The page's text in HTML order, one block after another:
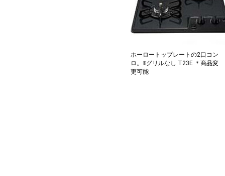
ホーロートップレートの2口コン
ロ。※グリルなし T23E ＊商品変
更可能